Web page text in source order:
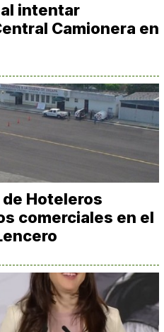
intentar
Camionera en
Hoteleros
comerciales en el